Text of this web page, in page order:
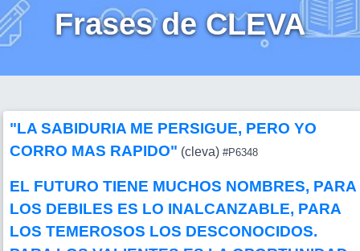
Frases de CLEVA
"LA SABIDURIA ME PERSIGUE, PERO YO
CORRO MAS RAPIDO" (cleva) #P6348
EL FUTURO TIENE MUCHOS NOMBRES, PARA
LOS DEBILES ES LO INALCANZABLE, PARA
LOS TEMEROSOS LOS DESCONOCIDOS.